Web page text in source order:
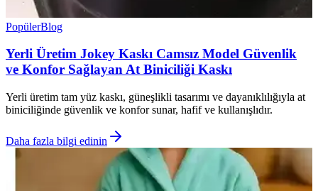
PopülerBlog
Yerli Üretim Jokey Kaskı Camsız Model Güvenlik
ve Konfor Sağlayan At Biniciliği Kaskı
Yerli üretim tam yüz kaskı, güneşlikli tasarımı ve dayanıklılığıyla at
biniciliğinde güvenlik ve konfor sunar, hafif ve kullanışlıdır.
Daha fazla bilgi edinin